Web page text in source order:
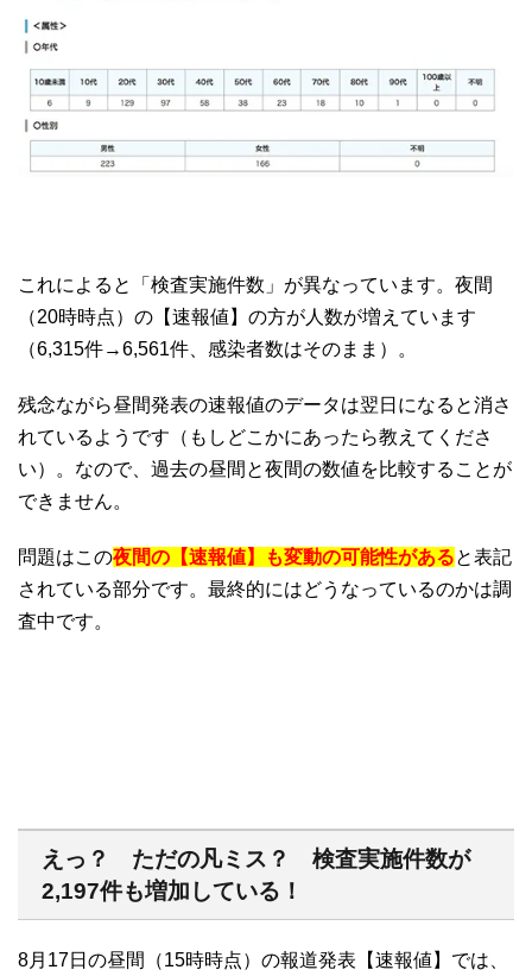
これによると「検査実施件数」が異なっています。夜間
（20時時点）の【速報値】の方が人数が増えています
（6,315件→6,561件、感染者数はそのまま）。
残念ながら昼間発表の速報値のデータは翌日になると消さ
れているようです（もしどこかにあったら教えてくださ
い）。なので、過去の昼間と夜間の数値を比較することが
できません。
問題はこの夜間の【速報値】も変動の可能性があると表記
されている部分です。最終的にはどうなっているのかは調
査中です。
えっ？ ただの凡ミス？ 検査実施件数が
2,197件も増加している！
8月17日の昼間（15時時点）の報道発表【速報値】では、